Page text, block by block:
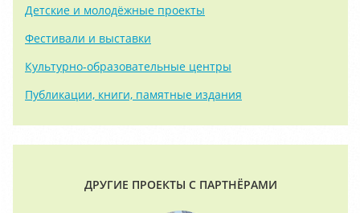
Детские и молодёжные проекты
Фестивали и выставки
Культурно-образовательные центры
Публикации, книги, памятные издания
ДРУГИЕ ПРОЕКТЫ С ПАРТНЁРАМИ